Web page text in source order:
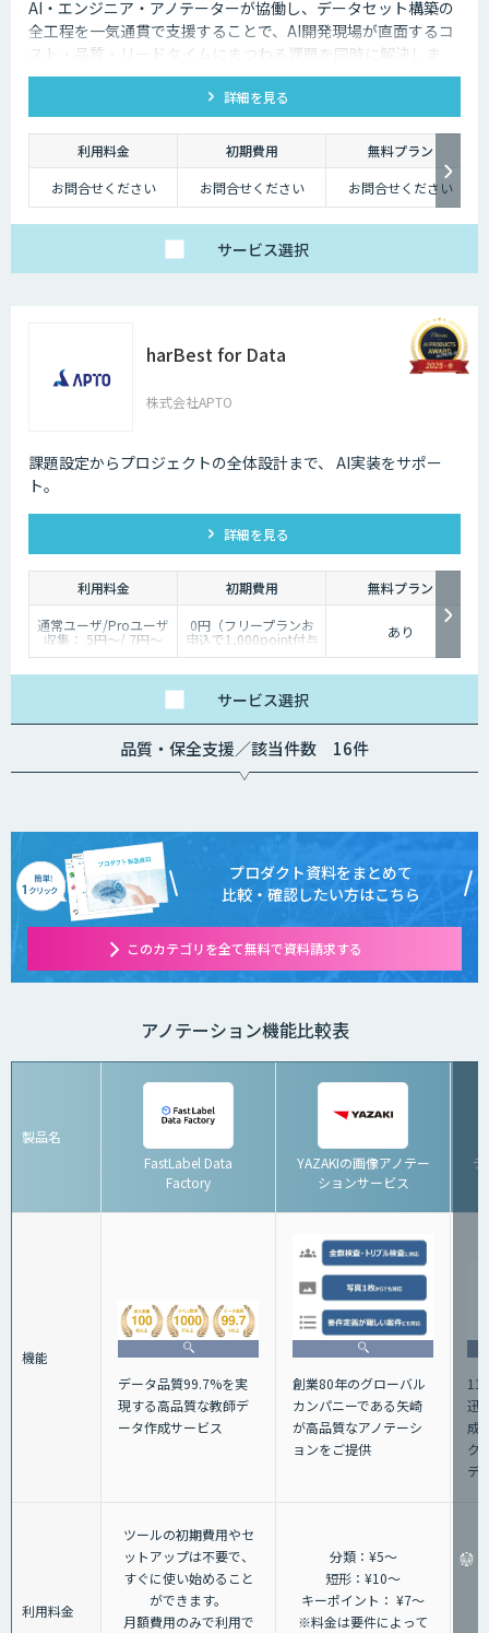
AI・エンジニア・アノテーターが協働し、データセット構築の
全工程を一気通貫で支援することで、AI開発現場が直面するコ
スト・品質・リードタイムにまつわる課題を同時に解決しま
す。
詳細を見る
利用料金 初期費用
無料プラン
お問合せください
お問合せください お問合せください
サービス選択
harBest for Data
株式会社APTO
課題設定からプロジェクトの全体設計まで、 AI実装をサポー
ト。
詳細を見る
利用料金 初期費用
無料プラン
通常ユーザ/Proユーザ
収集： 5円～/ 7円～
分類： 2円～/ 3円～
塗潰し： 20円～ / 30
円～
AI開発に関わるデータ
作業は多岐にわたる
0円（フリープランお
申込で1,000point付与
のキャンペーン実施）
あり
サービス選択
品質・保全支援／該当件数 16件
プロダクト資料をまとめて
比較・確認したい方はこちら
このカテゴリを全て無料で資料請求する
アノテーション機能比較表
製品名
FastLabel Data
Factory
YAZAKIの画像アノテー
ションサービス
機能
データ品質99.7%を実
現する高品質な教師デ
ータ作成サービス
創業80年のグローバル
カンパニーである矢崎
が高品質なアノテーシ
ョンをご提供
11
迅
成
ク
デ
利用料金
ツールの初期費用やセ
ットアップは不要で、
すぐに使い始めること
ができます。
月額費用のみで利用で
分類：¥5～
短形：¥10～
キーポイント： ¥7～
※料金は要件によって